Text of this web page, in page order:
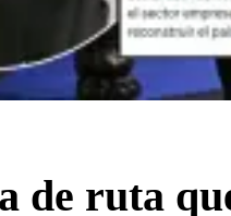
de ruta